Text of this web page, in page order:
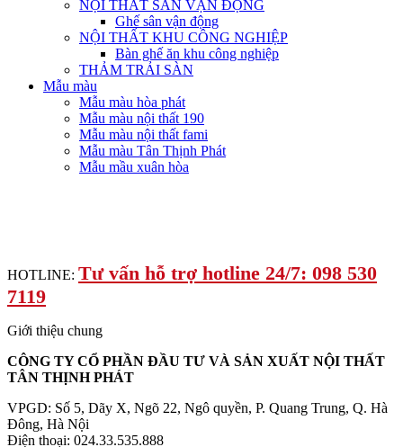
NỘI THẤT SÂN VẬN ĐỘNG
Ghế sân vận động
NỘI THẤT KHU CÔNG NGHIỆP
Bàn ghế ăn khu công nghiệp
THẢM TRẢI SÀN
Mẫu màu
Mẫu màu hòa phát
Mẫu màu nội thất 190
Mẫu màu nội thất fami
Mẫu màu Tân Thịnh Phát
Mẫu mầu xuân hòa
HOTLINE: Tư vấn hỗ trợ hotline 24/7: 098 530
7119
Giới thiệu chung
CÔNG TY CỔ PHẦN ĐẦU TƯ VÀ SẢN XUẤT NỘI THẤT
TÂN THỊNH PHÁT
VPGD: Số 5, Dãy X, Ngõ 22, Ngô quyền, P. Quang Trung, Q. Hà
Đông, Hà Nội
Điện thoại: 024.33.535.888